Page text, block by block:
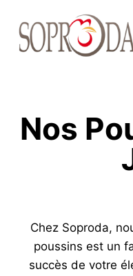
contenu
Nos
Chez Soproda,
poussins est un
succès de votre